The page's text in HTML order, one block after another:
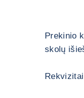
Prekinio
skolų
Rekvizitai